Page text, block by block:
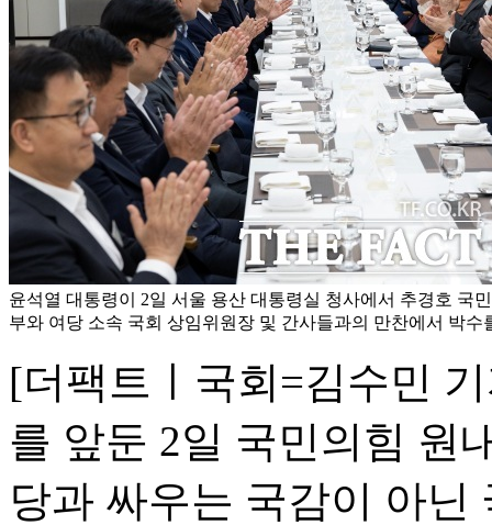
윤석열 대통령이 2일 서울 용산 대통령실 청사에서 추경호 국
부와 여당 소속 국회 상임위원장 및 간사들과의 만찬에서 박수
[더팩트ㅣ국회=김수민
를 앞둔 2일 국민의힘 원
당과 싸우는 국감이 아